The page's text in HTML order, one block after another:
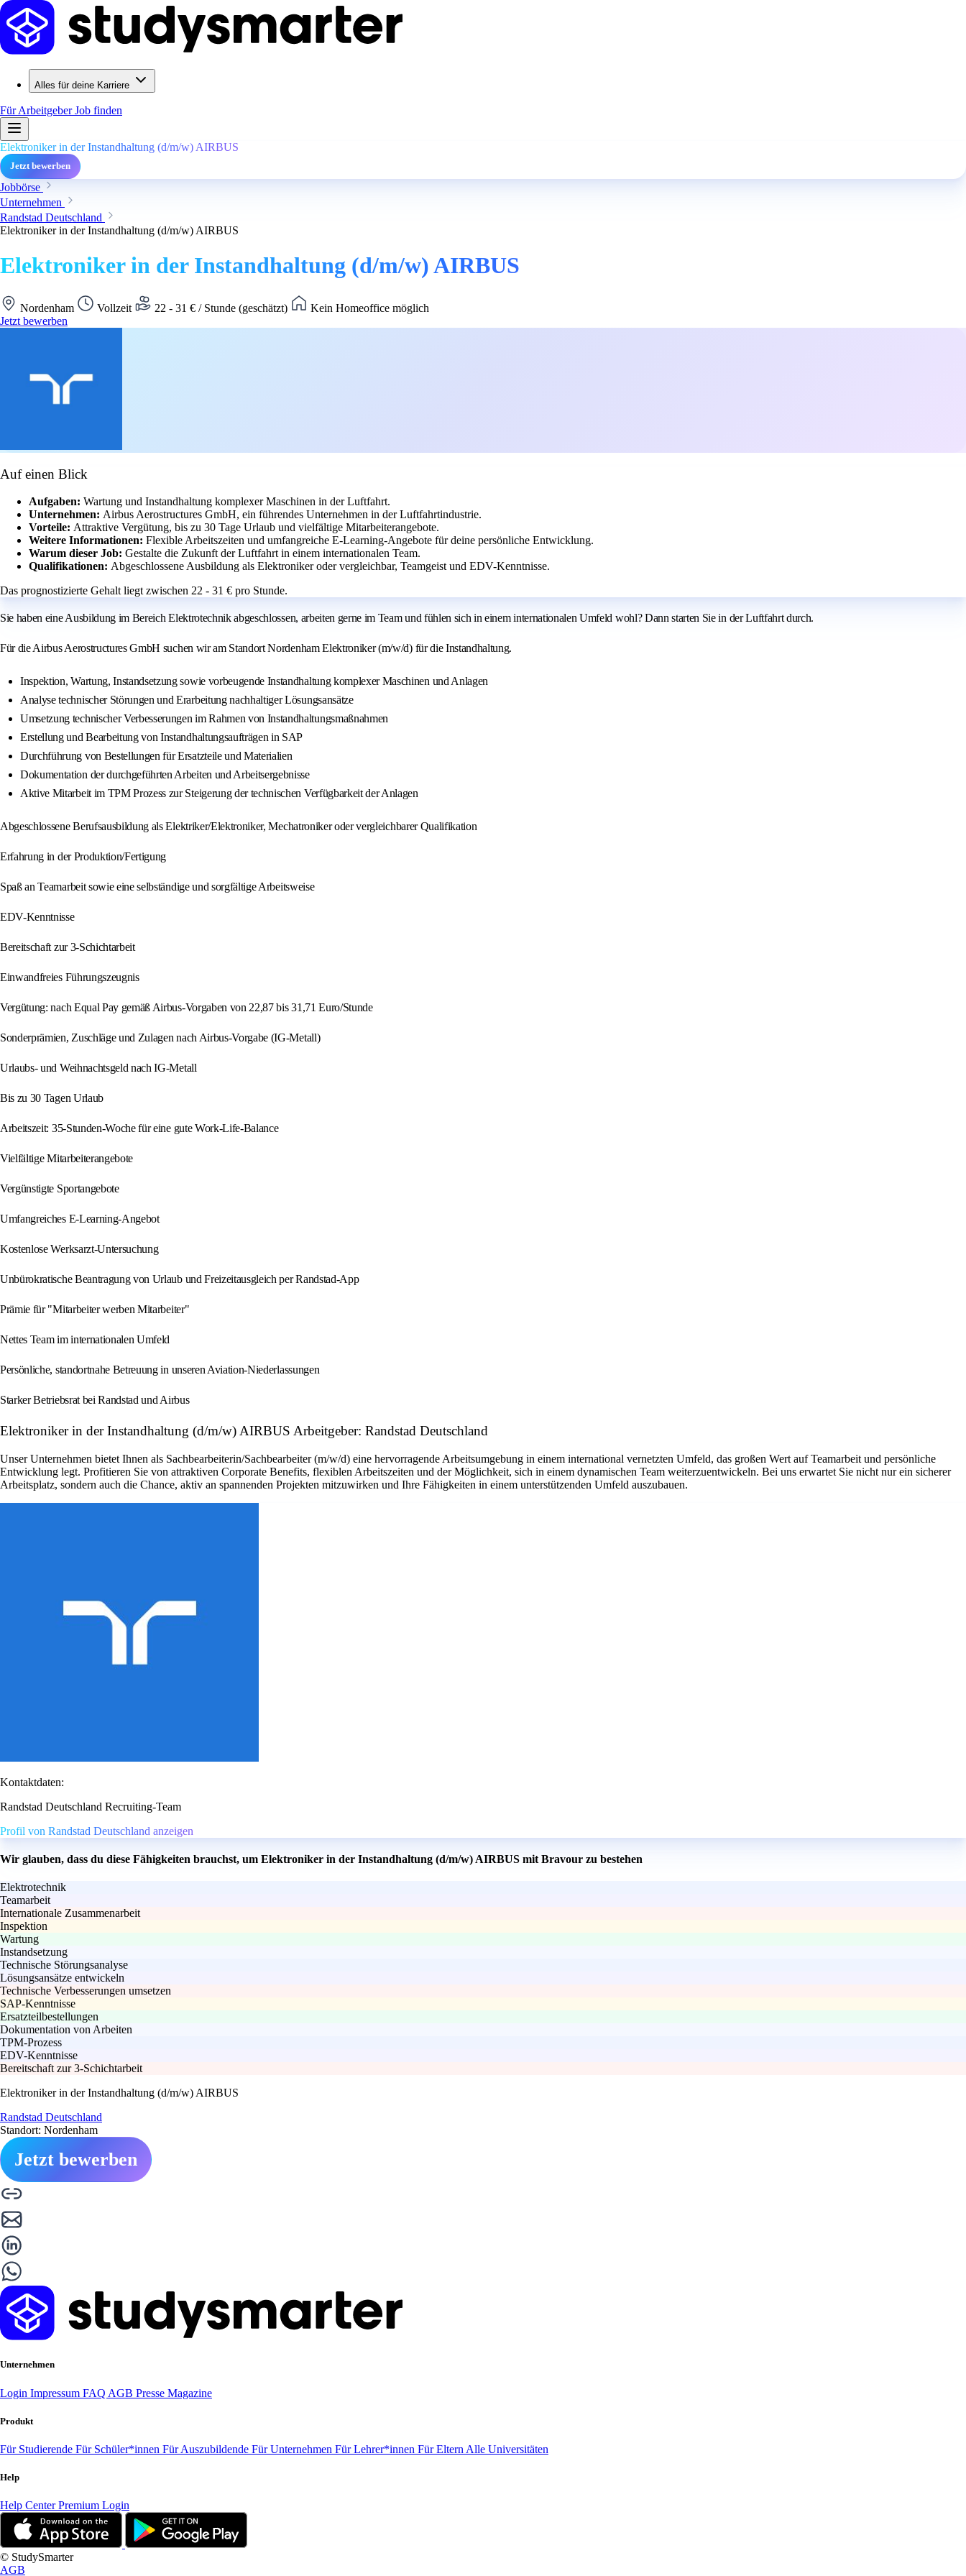
Alles für deine Karriere
Für ArbeitgeberJob finden
Elektroniker in der Instandhaltung (d/m/w) AIRBUS
Jetzt bewerben
Jobbörse
Unternehmen
Randstad Deutschland
Elektroniker in der Instandhaltung (d/m/w) AIRBUS
Elektroniker in der Instandhaltung (d/m/w) AIRBUS
Nordenham Vollzeit 22 - 31 € / Stunde (geschätzt)
Kein Homeoffice möglich
Jetzt bewerben
Auf einen Blick
Aufgaben: Wartung und Instandhaltung komplexer Maschinen in der Luftfahrt.
Unternehmen: Airbus Aerostructures GmbH, ein führendes Unternehmen in der Luftfahrtindustrie.
Vorteile: Attraktive Vergütung, bis zu 30 Tage Urlaub und vielfältige Mitarbeiterangebote.
Weitere Informationen: Flexible Arbeitszeiten und umfangreiche E-Learning-Angebote für deine persönliche Entwicklung.
Warum dieser Job: Gestalte die Zukunft der Luftfahrt in einem internationalen Team.
Qualifikationen: Abgeschlossene Ausbildung als Elektroniker oder vergleichbar, Teamgeist und EDV-Kenntnisse.
Das prognostizierte Gehalt liegt zwischen 22 - 31 € pro Stunde.
Sie haben eine Ausbildung im Bereich Elektrotechnik abgeschlossen, arbeiten gerne im Team und fühlen sich in einem internationalen Umfeld wohl? Dann starten Sie in der Luftfahrt durch.
Für die Airbus Aerostructures GmbH suchen wir am Standort Nordenham Elektroniker (m/w/d) für die Instandhaltung.
Inspektion, Wartung, Instandsetzung sowie vorbeugende Instandhaltung komplexer Maschinen und Anlagen
Analyse technischer Störungen und Erarbeitung nachhaltiger Lösungsansätze
Umsetzung technischer Verbesserungen im Rahmen von Instandhaltungsmaßnahmen
Erstellung und Bearbeitung von Instandhaltungsaufträgen in SAP
Durchführung von Bestellungen für Ersatzteile und Materialien
Dokumentation der durchgeführten Arbeiten und Arbeitsergebnisse
Aktive Mitarbeit im TPM Prozess zur Steigerung der technischen Verfügbarkeit der Anlagen
Abgeschlossene Berufsausbildung als Elektriker/Elektroniker, Mechatroniker oder vergleichbarer Qualifikation
Erfahrung in der Produktion/Fertigung
Spaß an Teamarbeit sowie eine selbständige und sorgfältige Arbeitsweise
EDV-Kenntnisse
Bereitschaft zur 3-Schichtarbeit
Einwandfreies Führungszeugnis
Vergütung: nach Equal Pay gemäß Airbus-Vorgaben von 22,87 bis 31,71 Euro/Stunde
Sonderprämien, Zuschläge und Zulagen nach Airbus-Vorgabe (IG-Metall)
Urlaubs- und Weihnachtsgeld nach IG-Metall
Bis zu 30 Tagen Urlaub
Arbeitszeit: 35-Stunden-Woche für eine gute Work-Life-Balance
Vielfältige Mitarbeiterangebote
Vergünstigte Sportangebote
Umfangreiches E-Learning-Angebot
Kostenlose Werksarzt-Untersuchung
Unbürokratische Beantragung von Urlaub und Freizeitausgleich per Randstad-App
Prämie für "Mitarbeiter werben Mitarbeiter"
Nettes Team im internationalen Umfeld
Persönliche, standortnahe Betreuung in unseren Aviation-Niederlassungen
Starker Betriebsrat bei Randstad und Airbus
Elektroniker in der Instandhaltung (d/m/w) AIRBUS Arbeitgeber: Randstad Deutschland
Unser Unternehmen bietet Ihnen als Sachbearbeiterin/Sachbearbeiter (m/w/d) eine hervorragende Arbeitsumgebung in einem international vernetzten Umfeld, das großen Wert auf Teamarbeit und persönliche
Entwicklung legt. Profitieren Sie von attraktiven Corporate Benefits, flexiblen Arbeitszeiten und der Möglichkeit, sich in einem dynamischen Team weiterzuentwickeln. Bei uns erwartet Sie nicht nur ein sicherer
Arbeitsplatz, sondern auch die Chance, aktiv an spannenden Projekten mitzuwirken und Ihre Fähigkeiten in einem unterstützenden Umfeld auszubauen.
Kontaktdaten:
Randstad Deutschland Recruiting-Team
Profil von Randstad Deutschland anzeigen
Wir glauben, dass du diese Fähigkeiten brauchst, um Elektroniker in der Instandhaltung (d/m/w) AIRBUS mit Bravour zu bestehen
Elektrotechnik
Teamarbeit
Internationale Zusammenarbeit
Inspektion
Wartung
Instandsetzung
Technische Störungsanalyse
Lösungsansätze entwickeln
Technische Verbesserungen umsetzen
SAP-Kenntnisse
Ersatzteilbestellungen
Dokumentation von Arbeiten
TPM-Prozess
EDV-Kenntnisse
Bereitschaft zur 3-Schichtarbeit
Elektroniker in der Instandhaltung (d/m/w) AIRBUS
Randstad Deutschland
Standort: Nordenham
Jetzt bewerben
Unternehmen
Login Impressum FAQ AGB Presse Magazine
Produkt
Für Studierende Für Schüler*innen Für Auszubildende Für Unternehmen Für Lehrer*innen Für Eltern Alle Universitäten
Help
Help CenterPremium Login
© StudySmarter
AGB